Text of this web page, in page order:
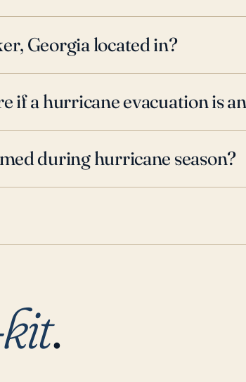
Georgia located in?
if a hurricane evacuation is
during hurricane season?
.